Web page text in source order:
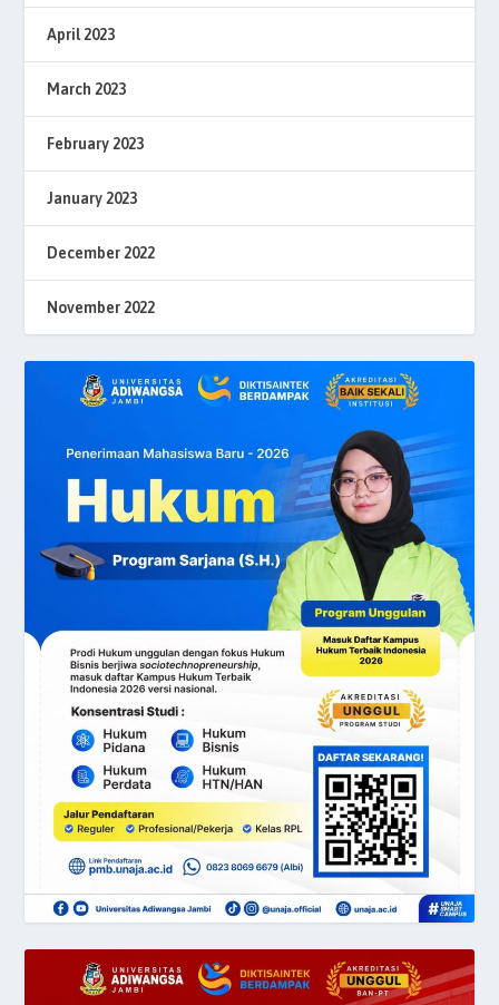
April 2023
March 2023
February 2023
January 2023
December 2022
November 2022